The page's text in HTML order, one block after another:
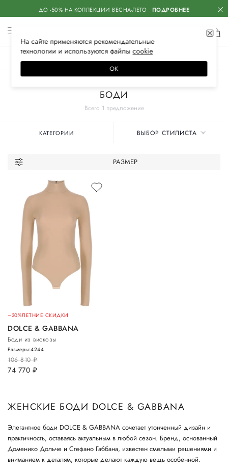
ДО -50% НА КОЛЛЕКЦИИ ВЕСНА-ЛЕТО ПОДРОБНЕЕ
Всего 1 предложение
БОДИ
КАТЕГОРИИ ВЫБОР СТИЛИСТА
РАЗМЕР
–30%ЛЕТНИЕ СКИДКИ
DOLCE & GABBANA
Боди из вискозы
106 810руб.
74 770 руб.
Размеры:4244
ЖЕНСКИЕ БОДИ DOLCE & GABBANA
Элегантное боди DOLCE & GABBANA сочетает утонченный дизайн и
практичность, оставаясь актуальным в любой сезон. Бренд, основанный
Доменико Дольче и Стефано Габбана, известен смелыми решениями и
вниманием к деталям, которые делают каждую вещь особенной.
На сайте применяются рекомендательные
технологии и используются файлысооkiе
ОК